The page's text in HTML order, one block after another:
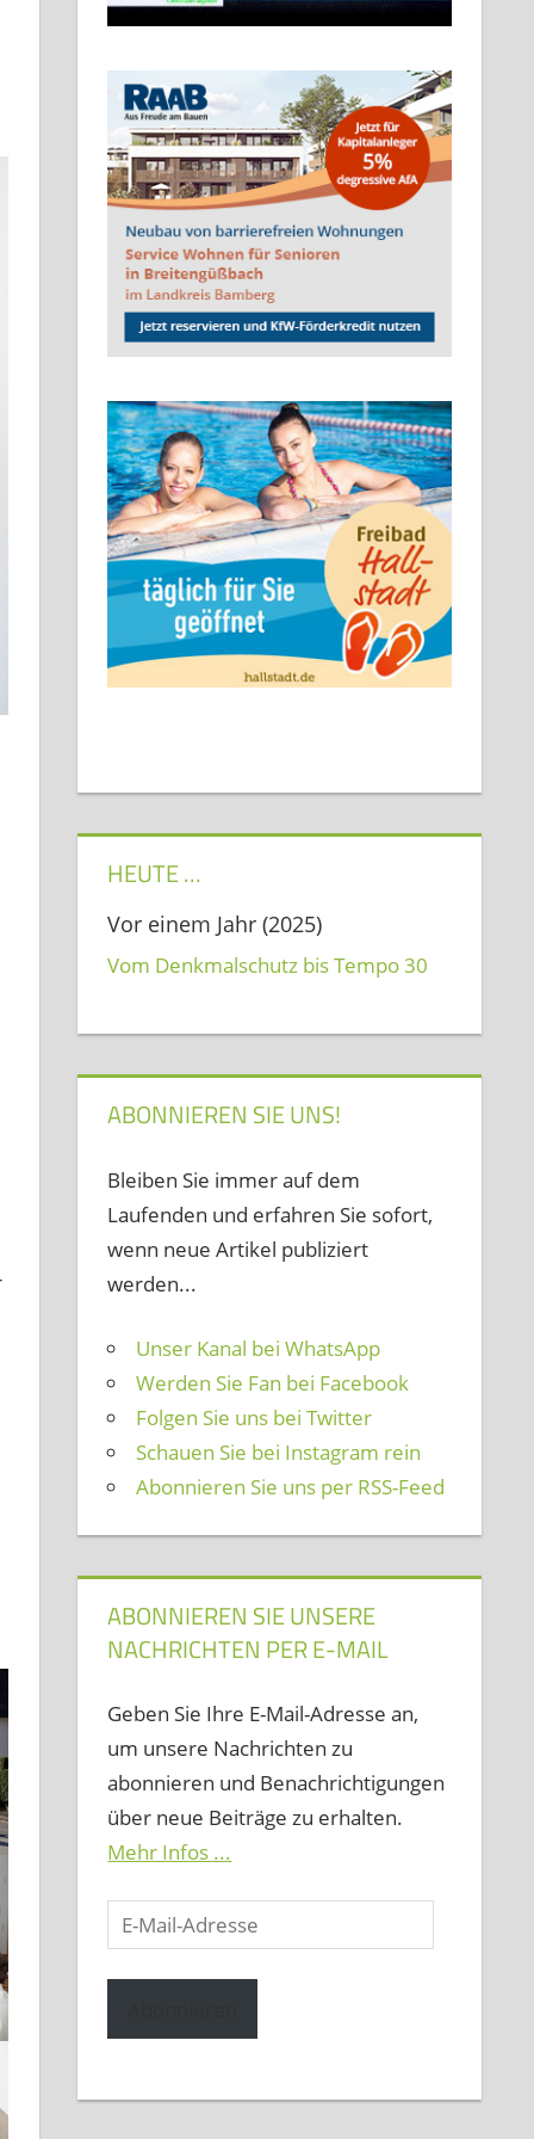
HEUTE …
Vor einem Jahr (2025)
Vom Denkmalschutz bis Tempo 30
ABONNIEREN SIE UNS!
Bleiben Sie immer auf dem
Laufenden und erfahren Sie sofort,
wenn neue Artikel publiziert
werden...
Unser Kanal bei WhatsApp
Werden Sie Fan bei Facebook
Folgen Sie uns bei Twitter
Schauen Sie bei Instagram rein
Abonnieren Sie uns per RSS-Feed
ABONNIEREN SIE UNSERE
NACHRICHTEN PER E-MAIL
Geben Sie Ihre E-Mail-Adresse an,
um unsere Nachrichten zu
abonnieren und Benachrichtigungen
über neue Beiträge zu erhalten.
Mehr Infos ...
E-
Mail-
Adresse